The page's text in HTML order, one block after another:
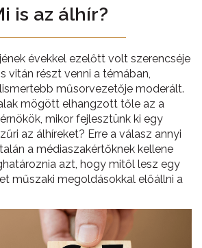
is az álhír?
évekkel ezelőtt volt szerencséje
vitán részt venni a témában,
műsorvezetője moderált.
mögött elhangzott tőle az a
mikor fejlesztünk ki egy
az álhíreket? Erre a válasz annyi
a médiaszakértőknek kellene
azt, hogy mitől lesz egy
műszaki megoldásokkal előállni a